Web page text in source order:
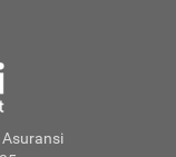
Asuransi